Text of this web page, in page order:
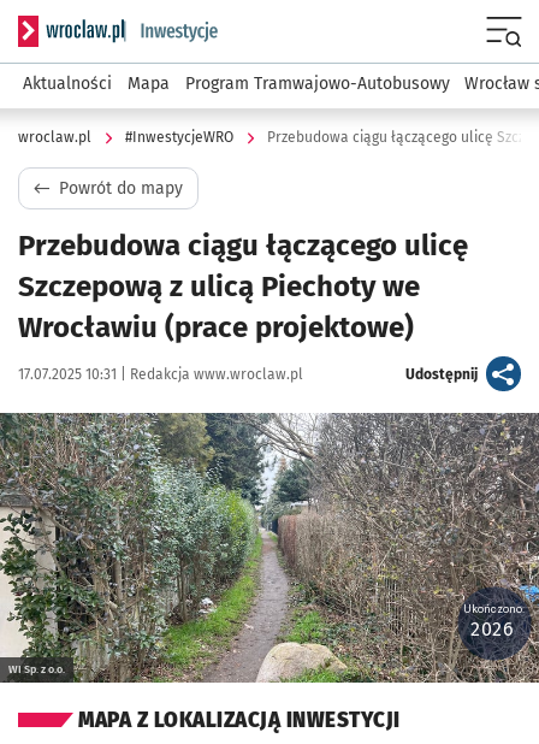
Serwis informacyjny wroclaw.pl podserwis:
Aktualności Mapa Program Tramwajowo-Autobusowy Wrocław
wroclaw.pl #InwestycjeWRO
Powrót do mapy
Przebudowa ciągu łączącego ulicę
Szczepową z ulicą Piechoty we
Wrocławiu (prace projektowe)
Data publikacji:
17.07.2025 10:31 | Autor:
Redakcja www.wroclaw.pl Udostępnijartykuł
Kliknij, aby powiększyć
WI Sp. z o.o.
Ukończono:
2026
MAPA Z LOKALIZACJĄ INWESTYCJI